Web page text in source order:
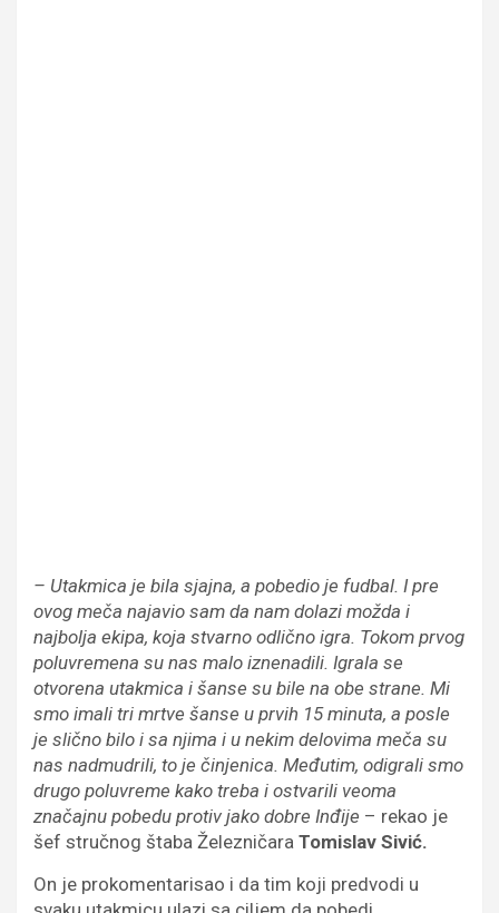
– Utakmica je bila sjajna, a pobedio je fudbal. I pre
ovog meča najavio sam da nam dolazi možda i
najbolja ekipa, koja stvarno odlično igra. Tokom prvog
poluvremena su nas malo iznenadili. Igrala se
otvorena utakmica i šanse su bile na obe strane. Mi
smo imali tri mrtve šanse u prvih 15 minuta, a posle
je slično bilo i sa njima i u nekim delovima meča su
nas nadmudrili, to je činjenica. Međutim, odigrali smo
drugo poluvreme kako treba i ostvarili veoma
značajnu pobedu protiv jako dobre Inđije – rekao je
šef stručnog štaba Železničara Tomislav Sivić.
On je prokomentarisao i da tim koji predvodi u